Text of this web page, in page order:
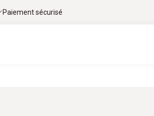
Paiement sécurisé